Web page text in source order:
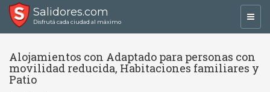
Salidores.com
Disfrutá cada ciudad al máximo
Alojamientos con Adaptado para personas con
movilidad reducida, Habitaciones familiares y
Patio